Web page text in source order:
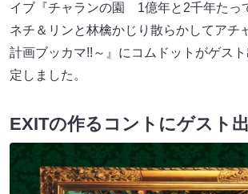
イブ『チャランの園 1億年と2千年たっ
ネチ＆リンと林檎かじり散らかしてアチ
計画ブッカマ!!～』にコムドットがゲス
定しました。
EXITの作るコントにゲスト出